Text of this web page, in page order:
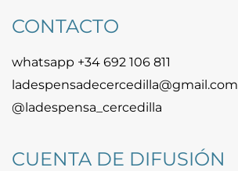
CONTACTO
whatsapp +34 692 106 811
ladespensadecercedilla@gmail.com
@ladespensa_cercedilla
CUENTA DE DIFUSIÓN